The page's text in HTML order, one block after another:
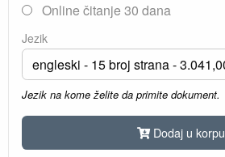
Online čitanje 30 dana
Jezik
Jezik na kome želite da primite dokument.
Dodaj u korpu